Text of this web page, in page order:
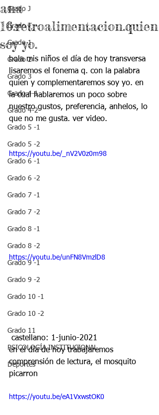
Grado J
Grado T
Grado 1
Grado 2
Grado 3
Grado 4-1
Grado 4-2
Grado 5 -1
Grado 5 -2
Grado 6 -1
Grado 6 -2
Grado 7 -1
Grado 7 -2
Grado 8 -1
Grado 8 -2
Grado 9 -1
Grado 9 -2
Grado 10 -1
Grado 10 -2
Grado 11
PSICOLOGÍA INSTITUCIONAL
Deportes
ana
16.retroalimentacion.quien
soy yo.
hola mis niños el día de hoy transversa
lisaremos el fonema q. con la palabra
quien y complementaremos soy yo. en
la cual hablaremos un poco sobre
nuestro gustos, preferencia, anhelos, lo
que no me gusta. ver video.
https://youtu.be/_nV2V0z0m98
https://youtu.be/unFN8VmzlD8
castellano: 1-junio-2021
en el día de hoy trabajaremos
comprensión de lectura, el mosquito
picarron
https://youtu.be/eA1VxwstOK0